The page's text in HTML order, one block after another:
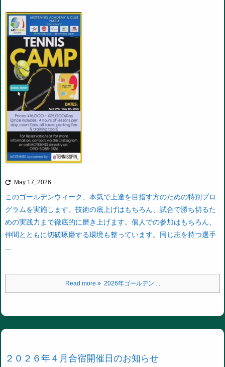
 May 17, 2026
このゴールデンウィーク、本気で上達を目指す方のための特別プロ
グラムを実施します。技術の底上げはもちろん、試合で勝ち切るた
めの実践力まで徹底的に磨き上げます。個人での参加はもちろん、
仲間とともに切磋琢磨する環境も整っています。同じ志を持つ選手
...
Read more 2026年ゴールデン ...
２０２６年４月合宿開催日のお知らせ